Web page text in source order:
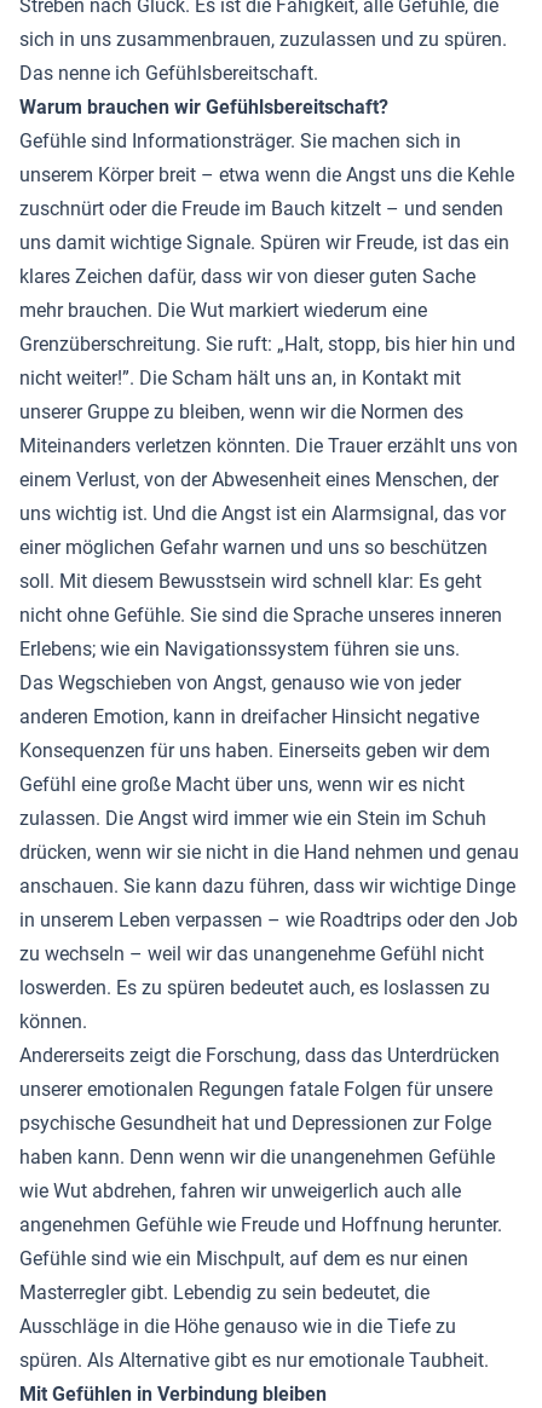
Streben nach Glück. Es ist die Fähigkeit, alle Gefühle, die
sich in uns zusammenbrauen, zuzulassen und zu spüren.
Das nenne ich Gefühlsbereitschaft.
Warum brauchen wir Gefühlsbereitschaft?
Gefühle sind Informationsträger. Sie machen sich in
unserem Körper breit – etwa wenn die Angst uns die Kehle
zuschnürt oder die Freude im Bauch kitzelt – und senden
uns damit wichtige Signale. Spüren wir Freude, ist das ein
klares Zeichen dafür, dass wir von dieser guten Sache
mehr brauchen. Die Wut markiert wiederum eine
Grenzüberschreitung. Sie ruft: „Halt, stopp, bis hier hin und
nicht weiter!”. Die Scham hält uns an, in Kontakt mit
unserer Gruppe zu bleiben, wenn wir die Normen des
Miteinanders verletzen könnten. Die Trauer erzählt uns von
einem Verlust, von der Abwesenheit eines Menschen, der
uns wichtig ist. Und die Angst ist ein Alarmsignal, das vor
einer möglichen Gefahr warnen und uns so beschützen
soll. Mit diesem Bewusstsein wird schnell klar: Es geht
nicht ohne Gefühle. Sie sind die Sprache unseres inneren
Erlebens; wie ein Navigationssystem führen sie uns.
Das Wegschieben von Angst, genauso wie von jeder
anderen Emotion, kann in dreifacher Hinsicht negative
Konsequenzen für uns haben. Einerseits geben wir dem
Gefühl eine große Macht über uns, wenn wir es nicht
zulassen. Die Angst wird immer wie ein Stein im Schuh
drücken, wenn wir sie nicht in die Hand nehmen und genau
anschauen. Sie kann dazu führen, dass wir wichtige Dinge
in unserem Leben verpassen – wie Roadtrips oder den Job
zu wechseln – weil wir das unangenehme Gefühl nicht
loswerden. Es zu spüren bedeutet auch, es loslassen zu
können.
Andererseits zeigt die Forschung, dass das Unterdrücken
unserer emotionalen Regungen fatale Folgen für unsere
psychische Gesundheit hat und Depressionen zur Folge
haben kann. Denn wenn wir die unangenehmen Gefühle
wie Wut abdrehen, fahren wir unweigerlich auch alle
angenehmen Gefühle wie Freude und Hoffnung herunter.
Gefühle sind wie ein Mischpult, auf dem es nur einen
Masterregler gibt. Lebendig zu sein bedeutet, die
Ausschläge in die Höhe genauso wie in die Tiefe zu
spüren. Als Alternative gibt es nur emotionale Taubheit.
Mit Gefühlen in Verbindung bleiben